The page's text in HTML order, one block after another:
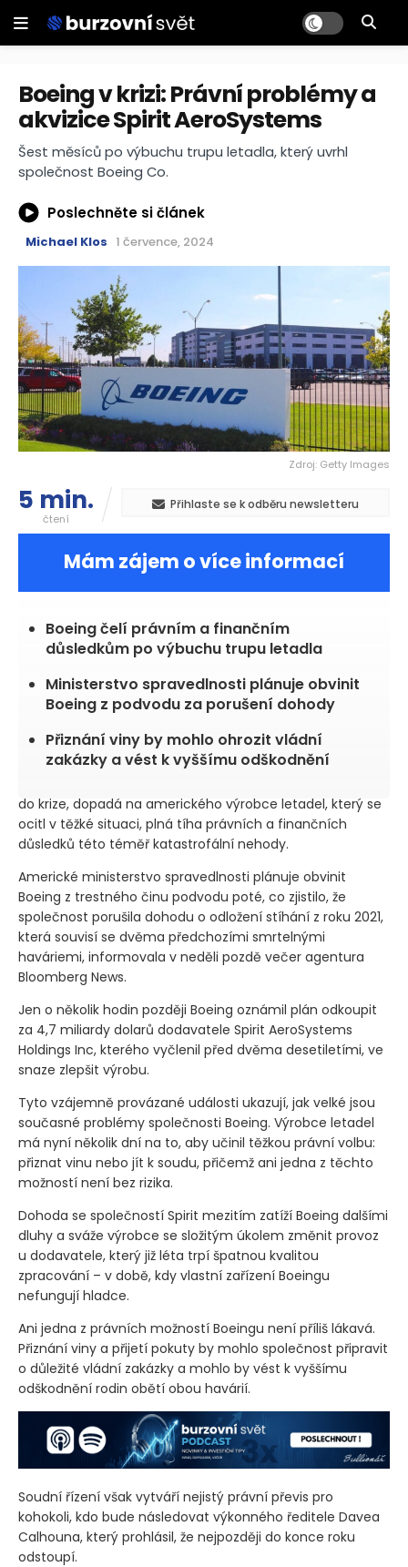
Boeing v krizi: Právní problémy a
akvizice Spirit AeroSystems
Šest měsíců po výbuchu trupu letadla, který uvrhl
společnost Boeing Co.
Poslechněte si článek
Michael Klos 1 července, 2024
Zdroj: Getty Images
5 min.
čtení
Přihlaste se k odběru newsletteru
Mám zájem o více informací
Boeing čelí právním a finančním
důsledkům po výbuchu trupu letadla
Ministerstvo spravedlnosti plánuje obvinit
Boeing z podvodu za porušení dohody
Přiznání viny by mohlo ohrozit vládní
zakázky a vést k vyššímu odškodnění
do krize, dopadá na amerického výrobce letadel, který se
ocitl v těžké situaci, plná tíha právních a finančních
důsledků této téměř katastrofální nehody.
Americké ministerstvo spravedlnosti plánuje obvinit
Boeing z trestného činu podvodu poté, co zjistilo, že
společnost porušila dohodu o odložení stíhání z roku 2021,
která souvisí se dvěma předchozími smrtelnými
haváriemi, informovala v neděli pozdě večer agentura
Bloomberg News.
Jen o několik hodin později Boeing oznámil plán odkoupit
za 4,7 miliardy dolarů dodavatele Spirit AeroSystems
Holdings Inc, kterého vyčlenil před dvěma desetiletími, ve
snaze zlepšit výrobu.
Tyto vzájemně provázané události ukazují, jak velké jsou
současné problémy společnosti Boeing. Výrobce letadel
má nyní několik dní na to, aby učinil těžkou právní volbu:
přiznat vinu nebo jít k soudu, přičemž ani jedna z těchto
možností není bez rizika.
Dohoda se společností Spirit mezitím zatíží Boeing dalšími
dluhy a sváže výrobce se složitým úkolem změnit provoz
u dodavatele, který již léta trpí špatnou kvalitou
zpracování – v době, kdy vlastní zařízení Boeingu
nefungují hladce.
Ani jedna z právních možností Boeingu není příliš lákavá.
Přiznání viny a přijetí pokuty by mohlo společnost připravit
o důležité vládní zakázky a mohlo by vést k vyššímu
odškodnění rodin obětí obou havárií.
Soudní řízení však vytváří nejistý právní převis pro
kohokoli, kdo bude následovat výkonného ředitele Davea
Calhouna, který prohlásil, že nejpozději do konce roku
odstoupí.